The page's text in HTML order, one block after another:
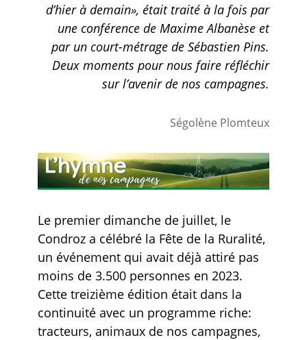
d’hier à demain», était traité à la fois par
une conférence de Maxime Albanèse et
par un court-métrage de Sébastien Pins.
Deux moments pour nous faire réfléchir
sur l’avenir de nos campagnes.
Ségolène Plomteux
Le premier dimanche de juillet, le
Condroz a célébré la Fête de la Ruralité,
un événement qui avait déjà attiré pas
moins de 3.500 personnes en 2023.
Cette treizième édition était dans la
continuité avec un programme riche:
tracteurs, animaux de nos campagnes,